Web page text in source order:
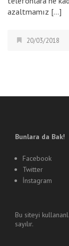
azaltmamız […]
20/03/2018
Bunlara da Bak!
Facebook
Twitter
İnstagram
Bu siteyi
sayılır.